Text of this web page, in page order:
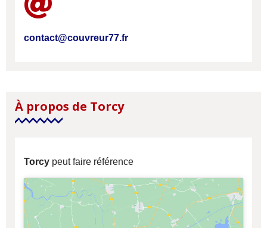
contact@couvreur77.fr
À propos de Torcy
Torcy peut faire référence